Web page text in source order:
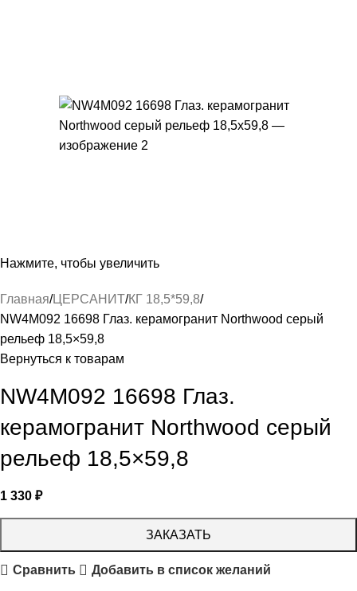
Нажмите, чтобы увеличить
Главная ЦЕРСАНИТ КГ 18,5*59,8
NW4M092 16698 Глаз. керамогранит Northwood серый
рельеф 18,5×59,8
Вернуться к товарам
NW4M092 16698 Глаз.
керамогранит Northwood серый
рельеф 18,5×59,8
1 330 ₽
ЗАКАЗАТЬ
Сравнить Добавить в список желаний